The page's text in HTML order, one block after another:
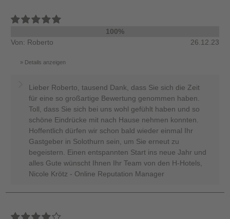
100%
Von: Roberto
26.12.23
Details anzeigen
Lieber Roberto, tausend Dank, dass Sie sich die Zeit
für eine so großartige Bewertung genommen haben.
Toll, dass Sie sich bei uns wohl gefühlt haben und so
schöne Eindrücke mit nach Hause nehmen konnten.
Hoffentlich dürfen wir schon bald wieder einmal Ihr
Gastgeber in Solothurn sein, um Sie erneut zu
begeistern. Einen entspannten Start ins neue Jahr und
alles Gute wünscht Ihnen Ihr Team von den H-Hotels,
Nicole Krötz - Online Reputation Manager